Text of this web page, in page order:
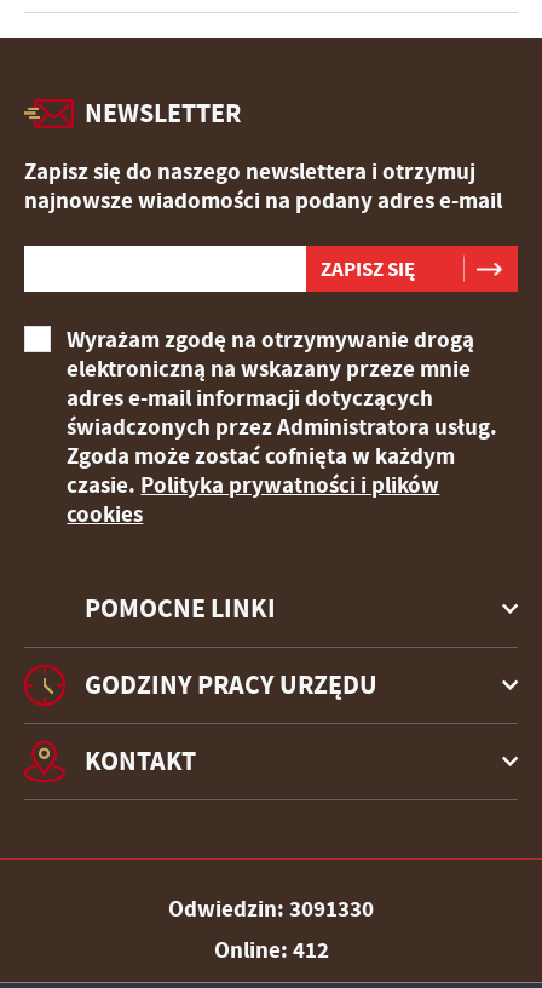
POMOCNE LINKI
NEWSLETTER
Zapisz się do naszego newslettera i otrzymuj
najnowsze wiadomości na podany adres e-mail
Wyrażam zgodę na otrzymywanie drogą
elektroniczną na wskazany przeze mnie
adres e-mail informacji dotyczących
świadczonych przez Administratora usług.
Zgoda może zostać cofnięta w każdym
czasie. Polityka prywatności i plików
cookies
GODZINY PRACY URZĘDU
KONTAKT
Odwiedzin: 3091330
Online: 412